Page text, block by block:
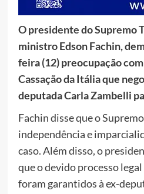
O presidente do Supremo
ministro Edson Fachin,
feira (12) preocupação
Cassação da Itália que
deputada Carla Zambelli
Fachin disse que o
independência e
caso. Além disso, o
que o devido processo legal
foram garantidos à ex-